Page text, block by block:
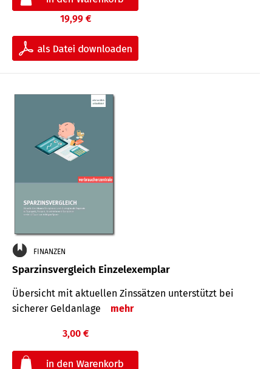
19,99 €
FINANZEN
Sparzinsvergleich Einzelexemplar
Übersicht mit aktuellen Zinssätzen unterstützt bei
sicherer Geldanlage
mehr
3,00 €